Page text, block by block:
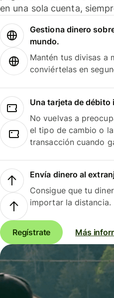
en una sola cuenta,
Gestiona dinero
mundo.
Mantén tus divisas a
conviértelas en
Una tarjeta de débito
No vuelvas a
el tipo de cambio o
transacción cuando
Envía dinero al
Consigue que tu
importar la distancia.
Regístrate Más